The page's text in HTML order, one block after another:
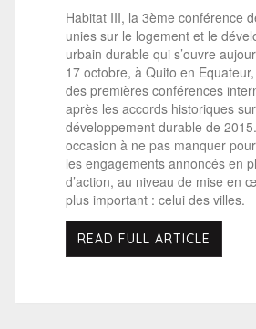
Habitat III, la 3ème conférence
unies sur le logement et le
urbain durable qui s’ouvre
17 octobre, à Quito en Equateur,
des premières conférences
après les accords historiques
développement durable de
occasion à ne pas manquer
les engagements annoncés en
d’action, au niveau de mise en
plus important : celui des villes.
READ FULL ARTICLE